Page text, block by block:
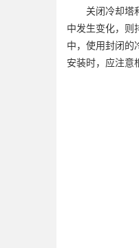
关闭冷却塔和
中发生变化，则
中，使用封闭的
安装时，应注意